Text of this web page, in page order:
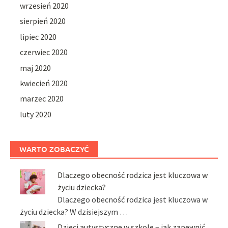
wrzesień 2020
sierpień 2020
lipiec 2020
czerwiec 2020
maj 2020
kwiecień 2020
marzec 2020
luty 2020
WARTO ZOBACZYĆ
Dlaczego obecność rodzica jest kluczowa w
życiu dziecka?
Dlaczego obecność rodzica jest kluczowa w
życiu dziecka? W dzisiejszym …